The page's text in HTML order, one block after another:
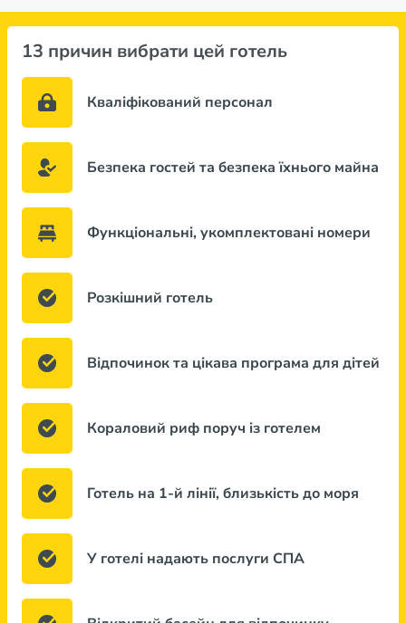
13 причин вибрати цей готель
Кваліфікований персонал
Безпека гостей та безпека їхнього майна
Функціональні, укомплектовані номери
Розкішний готель
Відпочинок та цікава програма для дітей
Кораловий риф поруч із готелем
Готель на 1-й лінії, близькість до моря
У готелі надають послуги СПА